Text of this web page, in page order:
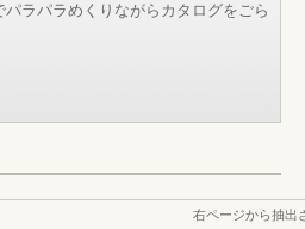
ラパラめくりながらカタログをごら
右ページから抽出